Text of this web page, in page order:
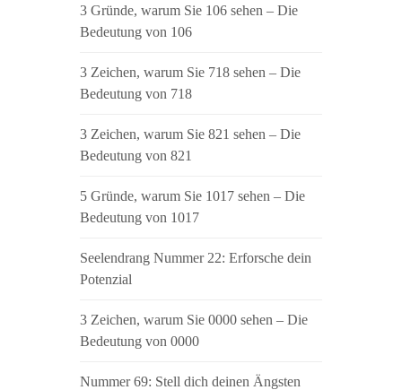
3 Gründe, warum Sie 106 sehen – Die
Bedeutung von 106
3 Zeichen, warum Sie 718 sehen – Die
Bedeutung von 718
3 Zeichen, warum Sie 821 sehen – Die
Bedeutung von 821
5 Gründe, warum Sie 1017 sehen – Die
Bedeutung von 1017
Seelendrang Nummer 22: Erforsche dein
Potenzial
3 Zeichen, warum Sie 0000 sehen – Die
Bedeutung von 0000
Nummer 69: Stell dich deinen Ängsten